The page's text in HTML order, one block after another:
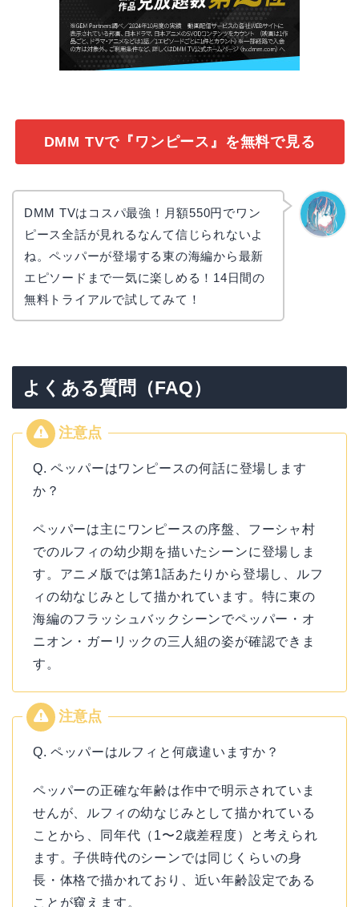
DMM TVで『ワンピース』を無料で見る
DMM TVはコスパ最強！月額550円でワン
ピース全話が見れるなんて信じられないよ
ね。ペッパーが登場する東の海編から最新
エピソードまで一気に楽しめる！14日間の
無料トライアルで試してみて！
よくある質問（FAQ）
Q. ペッパーはワンピースの何話に登場します
か？
ペッパーは主にワンピースの序盤、フーシャ村
でのルフィの幼少期を描いたシーンに登場しま
す。アニメ版では第1話あたりから登場し、ルフ
ィの幼なじみとして描かれています。特に東の
海編のフラッシュバックシーンでペッパー・オ
ニオン・ガーリックの三人組の姿が確認できま
す。
Q. ペッパーはルフィと何歳違いますか？
ペッパーの正確な年齢は作中で明示されていま
せんが、ルフィの幼なじみとして描かれている
ことから、同年代（1〜2歳差程度）と考えられ
ます。子供時代のシーンでは同じくらいの身
長・体格で描かれており、近い年齢設定である
ことが窺えます。